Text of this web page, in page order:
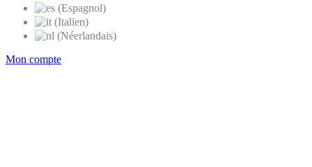
(Espagnol)
(Italien)
(Néerlandais)
Mon compte